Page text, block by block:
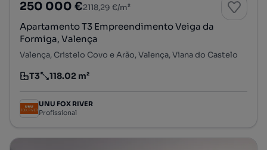
250 000 €2118,29 €/m²
Apartamento T3 Empreendimento Veiga da
Formiga, Valença
Valença, Cristelo Covo e Arão, Valença, Viana do Castelo
Tipologia
T3
Preço por metro quadrado
118.02 m²
UNU FOX RIVER
Profissional